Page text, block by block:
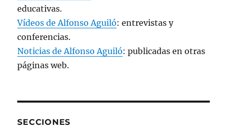
educativas.
Vídeos de Alfonso Aguiló: entrevistas y
conferencias.
Noticias de Alfonso Aguiló: publicadas en otras
páginas web.
SECCIONES